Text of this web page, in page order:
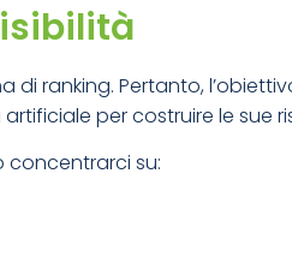
ranking. Pertanto,
per costruire le sue
concentrarci su: